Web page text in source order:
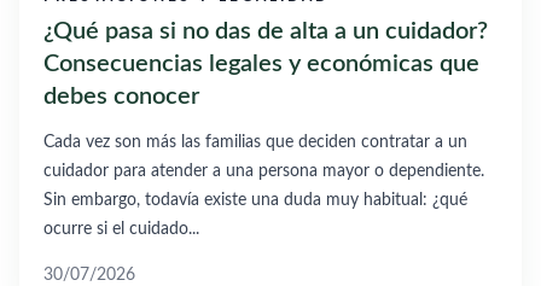
¿Qué pasa si no das de alta a un cuidador?
Consecuencias legales y económicas que
debes conocer
Cada vez son más las familias que deciden contratar a un
cuidador para atender a una persona mayor o dependiente.
Sin embargo, todavía existe una duda muy habitual: ¿qué
ocurre si el cuidado...
30/07/2026